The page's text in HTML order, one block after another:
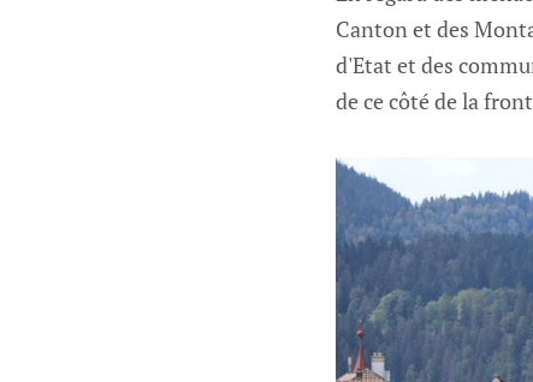
Canton et des
d'Etat et des
de ce côté de la